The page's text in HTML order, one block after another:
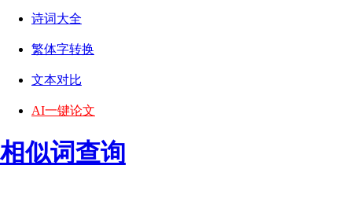
诗词大全
繁体字转换
文本对比
AI一键论文
相似词查询